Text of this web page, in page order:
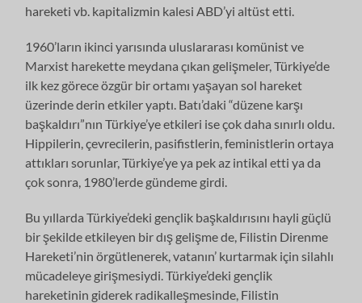
hareketi vb. kapitalizmin kalesi ABD’yi altüst etti.
1960’ların ikinci yarısında uluslararası komünist ve
Marxist harekette mey­dana çıkan gelişmeler, Türkiye’de
ilk kez görece özgür bir ortamı yaşayan sol hareket
üzerinde derin etkiler yaptı. Batı’daki “düzene karşı
başkaldırı”nın Türk­iye’ye etkileri ise çok daha sınırlı oldu.
Hippilerin, çevrecilerin, pasifistlerin, fe­ministlerin ortaya
attıkları sorunlar, Türkiye’ye ya pek az intikal etti ya da
çok sonra, 1980’lerde gündeme girdi.
Bu yıllarda Türkiye’deki gençlik başkaldırısını hayli güçlü
bir şekilde etkile­yen bir dış gelişme de, Filistin Direnme
Hareketi’nin örgütlenerek, vatanın’ kur­tarmak için silahlı
mücadeleye girişmesiydi. Türkiye’deki gençlik
hareketinin giderek radikalleşmesinde, Filistin